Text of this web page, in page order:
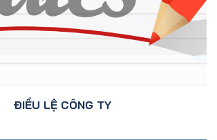
ĐIỀU LỆ CÔNG TY